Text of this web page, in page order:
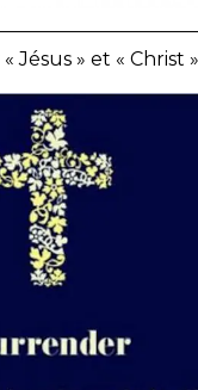
Jésus » et « Christ